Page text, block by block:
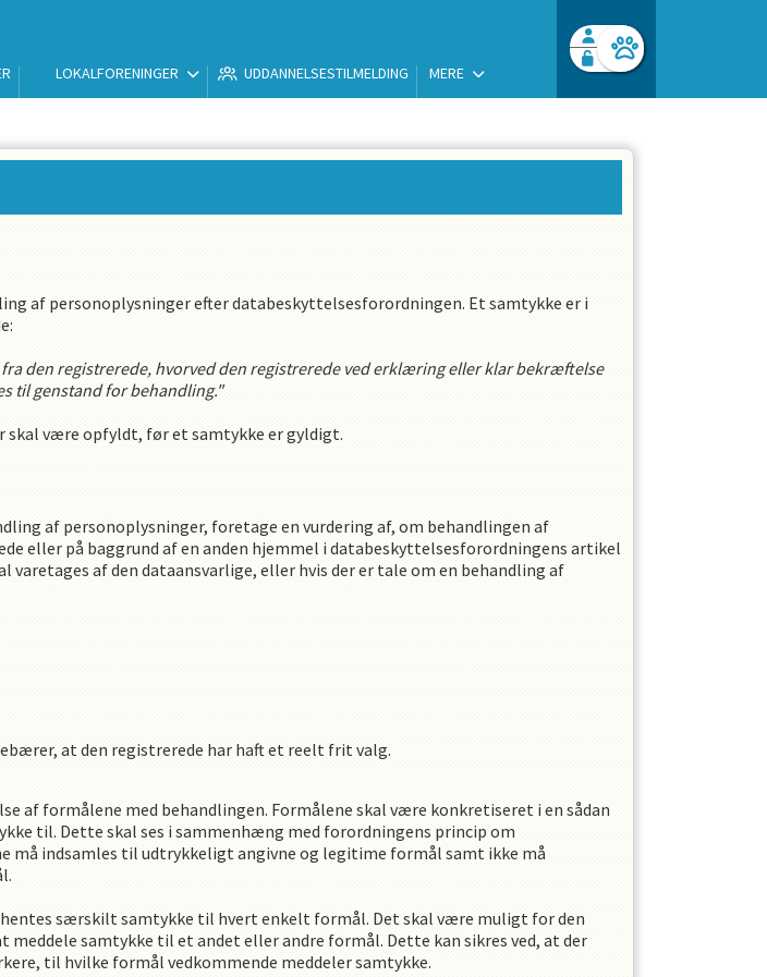
LOKALFORENINGER UDDANNELSESTILMELDING MERE
af personoplysninger efter databeskyttelsesforordningen. Et samtykke er i
den registrerede, hvorved den registrerede ved erklæring eller klar bekræftelse
til genstand for behandling."
skal være opfyldt, før et samtykke er gyldigt.
af personoplysninger, foretage en vurdering af, om behandlingen af
eller på baggrund af en anden hjemmel i databeskyttelsesforordningens artikel
af den dataansvarlige, eller hvis der er tale om en behandling af
at den registrerede har haft et reelt frit valg.
af formålene med behandlingen. Formålene skal være konkretiseret i en sådan
til. Dette skal ses i sammenhæng med forordningens princip om
indsamles til udtrykkeligt angivne og legitime formål samt ikke må
særskilt samtykke til hvert enkelt formål. Det skal være muligt for den
samtykke til et andet eller andre formål. Dette kan sikres ved, at der
til hvilke formål vedkommende meddeler samtykke.